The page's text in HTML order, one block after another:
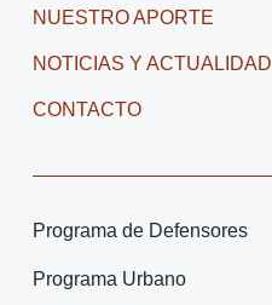
NUESTRO APORTE
NOTICIAS Y ACTUALIDAD
CONTACTO
Programa de Defensores
Programa Urbano